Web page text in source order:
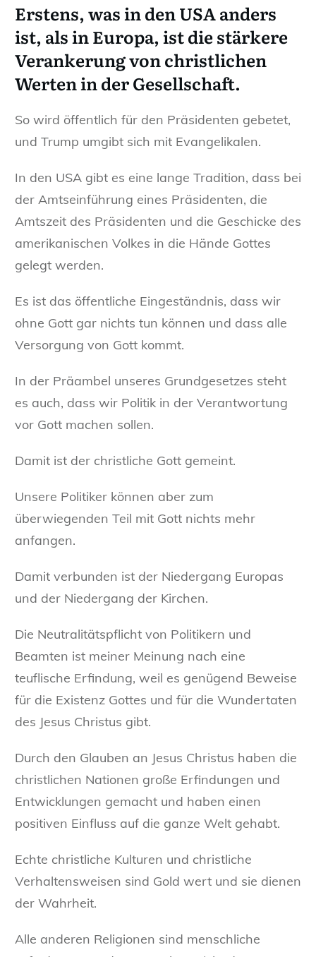
Erstens, was in den USA anders
ist, als in Europa, ist die stärkere
Verankerung von christlichen
Werten in der Gesellschaft.
So wird öffentlich für den Präsidenten gebetet,
und Trump umgibt sich mit Evangelikalen.
In den USA gibt es eine lange Tradition, dass bei
der Amtseinführung eines Präsidenten, die
Amtszeit des Präsidenten und die Geschicke des
amerikanischen Volkes in die Hände Gottes
gelegt werden.
Es ist das öffentliche Eingeständnis, dass wir
ohne Gott gar nichts tun können und dass alle
Versorgung von Gott kommt.
In der Präambel unseres Grundgesetzes steht
es auch, dass wir Politik in der Verantwortung
vor Gott machen sollen.
Damit ist der christliche Gott gemeint.
Unsere Politiker können aber zum
überwiegenden Teil mit Gott nichts mehr
anfangen.
Damit verbunden ist der Niedergang Europas
und der Niedergang der Kirchen.
Die Neutralitätspflicht von Politikern und
Beamten ist meiner Meinung nach eine
teuflische Erfindung, weil es genügend Beweise
für die Existenz Gottes und für die Wundertaten
des Jesus Christus gibt.
Durch den Glauben an Jesus Christus haben die
christlichen Nationen große Erfindungen und
Entwicklungen gemacht und haben einen
positiven Einfluss auf die ganze Welt gehabt.
Echte christliche Kulturen und christliche
Verhaltensweisen sind Gold wert und sie dienen
der Wahrheit.
Alle anderen Religionen sind menschliche